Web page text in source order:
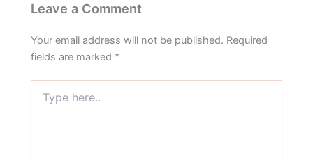
Leave a Comment
Your email address will not be published. Required
fields are marked *
here..